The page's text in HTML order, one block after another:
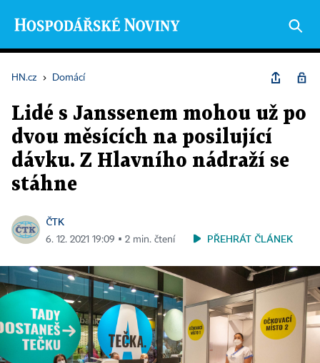
HN.cz › Domácí
Lidé s Janssenem mohou už po
dvou měsících na posilující
dávku. Z Hlavního nádraží se
stáhne
ČTK
6. 12. 2021 19:09 ▪ 2 min. čtení PŘEHRÁT ČLÁNEK